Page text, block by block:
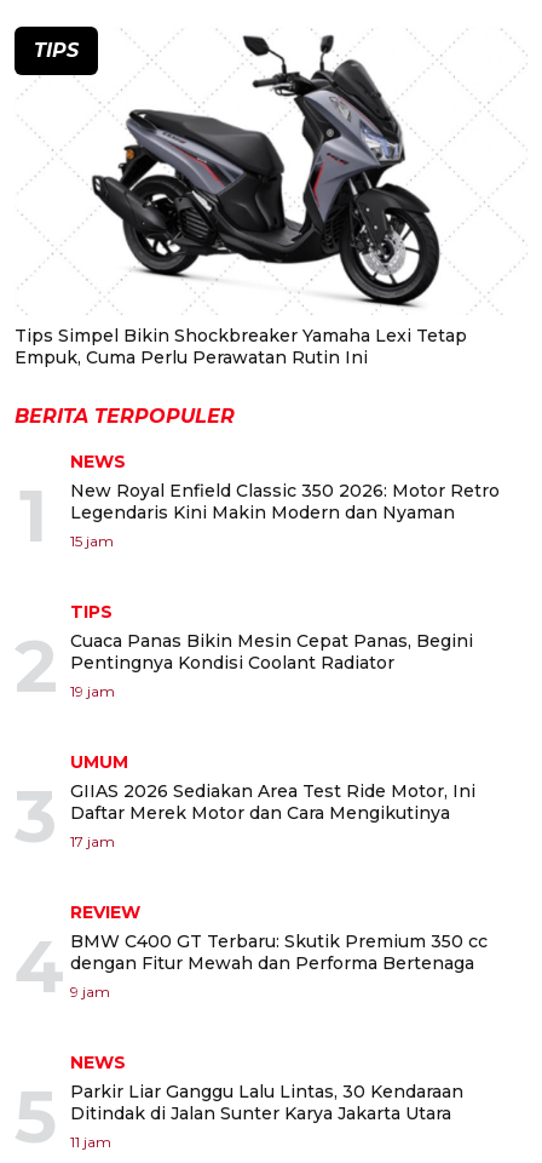
TIPS
Tips Simpel Bikin Shockbreaker Yamaha Lexi Tetap
Empuk, Cuma Perlu Perawatan Rutin Ini
BERITA TERPOPULER
1
NEWS
New Royal Enfield Classic 350 2026: Motor Retro
Legendaris Kini Makin Modern dan Nyaman
15 jam
2
TIPS
Cuaca Panas Bikin Mesin Cepat Panas, Begini
Pentingnya Kondisi Coolant Radiator
19 jam
3
UMUM
GIIAS 2026 Sediakan Area Test Ride Motor, Ini
Daftar Merek Motor dan Cara Mengikutinya
17 jam
4
REVIEW
BMW C400 GT Terbaru: Skutik Premium 350 cc
dengan Fitur Mewah dan Performa Bertenaga
9 jam
5
NEWS
Parkir Liar Ganggu Lalu Lintas, 30 Kendaraan
Ditindak di Jalan Sunter Karya Jakarta Utara
11 jam